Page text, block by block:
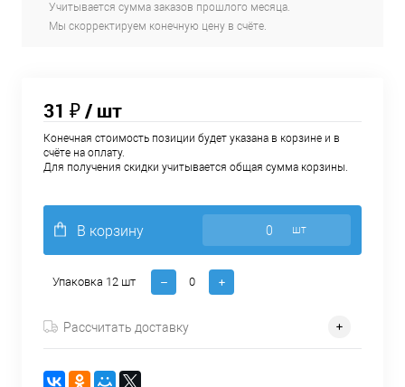
Учитывается сумма заказов прошлого месяца.
Мы скорректируем конечную цену в счёте.
31 ₽/ шт
Конечная стоимость позиции будет указана в корзине и в
счёте на оплату.
Для получения скидки учитывается общая сумма корзины.
В корзину шт
Упаковка 12 шт
Рассчитать доставку